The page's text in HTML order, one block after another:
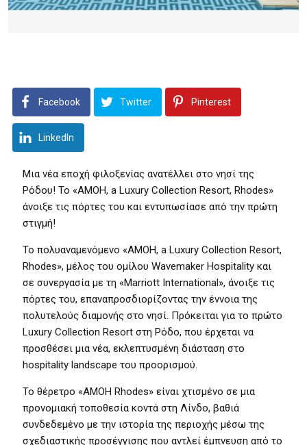
Facebook Twitter Pinterest
LinkedIn
Μια νέα εποχή φιλοξενίας ανατέλλει στo νησί της
Ρόδου! Το «AMOH, a Luxury Collection Resort, Rhodes»
άνοιξε τις πόρτες του και εντυπωσίασε από την πρώτη
στιγμή!
Το πολυαναμενόμενο «AMOH, a Luxury Collection Resort,
Rhodes», μέλος του ομίλου Wavemaker Hospitality και
σε συνεργασία με τη «Μarriott International», άνοιξε τις
πόρτες του, επαναπροσδιορίζοντας την έννοια της
πολυτελούς διαμονής στο νησί. Πρόκειται για το πρώτο
Luxury Collection Resort στη Ρόδο, που έρχεται να
προσθέσει μια νέα, εκλεπτυσμένη διάσταση στο
hospitality landscape του προορισμού.
Το θέρετρο «AMOH Rhodes» είναι χτισμένο σε μια
προνομιακή τοποθεσία κοντά στη Λίνδο, βαθιά
συνδεδεμένο με την ιστορία της περιοχής μέσω της
σχεδιαστικής προσέγγισης που αντλεί έμπνευση από το